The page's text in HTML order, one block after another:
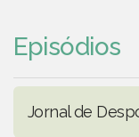
Episódios
Jornal de